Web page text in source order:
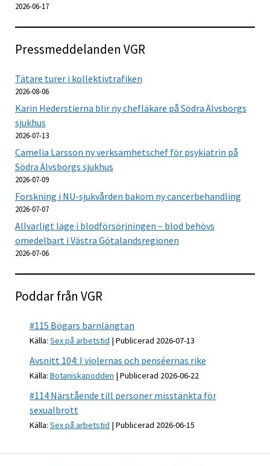
2026-06-17
Pressmeddelanden VGR
Tätare turer i kollektivtrafiken
2026-08-06
Karin Hederstierna blir ny chefläkare på Södra Älvsborgs
sjukhus
2026-07-13
Camelia Larsson ny verksamhetschef för psykiatrin på
Södra Älvsborgs sjukhus
2026-07-09
Forskning i NU-sjukvården bakom ny cancerbehandling
2026-07-07
Allvarligt läge i blodförsörjningen – blod behövs
omedelbart i Västra Götalandsregionen
2026-07-06
Poddar från VGR
#115 Bögars barnlängtan
Källa: Sex på arbetstid Publicerad 2026-07-13
Avsnitt 104: I violernas och penséernas rike
Källa: Botaniskapodden Publicerad 2026-06-22
#114 Närstående till personer misstänkta för
sexualbrott
Källa: Sex på arbetstid Publicerad 2026-06-15